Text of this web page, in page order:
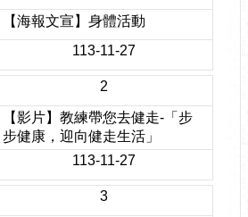
【海報文宣】身體活動
113-11-27
2
【影片】教練帶您去健走-「步
步健康，迎向健走生活」
113-11-27
3